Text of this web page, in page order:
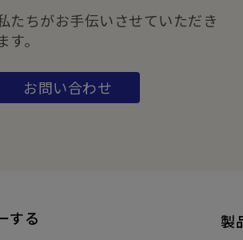
たちがお手伝いさせていただき
す。
お問い合わせ
する 製